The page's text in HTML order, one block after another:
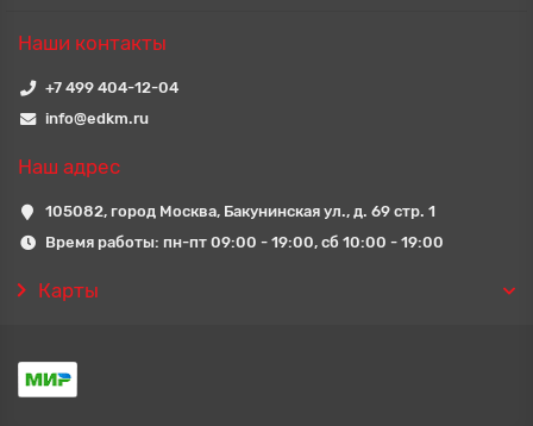
Наши контакты
+7 499 404-12-04
info@edkm.ru
Наш адрес
105082, город Москва, Бакунинская ул., д. 69 стр. 1
Время работы: пн-пт 09:00 - 19:00, сб 10:00 - 19:00
Карты